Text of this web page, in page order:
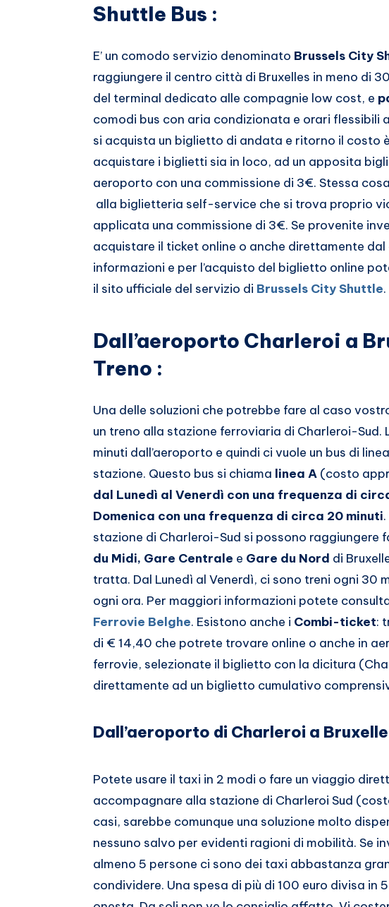
Shuttle Bus :
E’ un comodo servizio denominato Brussels City
raggiungere il centro città di Bruxelles in meno di
del terminal dedicato alle compagnie low cost, e
comodi bus con aria condizionata e orari flessibili
si acquista un biglietto di andata e ritorno il costo è
acquistare i biglietti sia in loco, ad un apposita
aeroporto con una commissione di 3€. Stessa
alla biglietteria self-service che si trova proprio
applicata una commissione di 3€. Se provenite
acquistare il ticket online o anche direttamente
informazioni e per l’acquisto del biglietto online
il sito ufficiale del servizio di Brussels City Shuttle.
Dall’aeroporto Charleroi a
Treno :
Una delle soluzioni che potrebbe fare al caso
un treno alla stazione ferroviaria di Charleroi-
minuti dall’aeroporto e quindi ci vuole un bus di
stazione. Questo bus si chiama linea A (costo
dal Lunedì al Venerdì con una frequenza di
Domenica con una frequenza di circa 20 minuti
stazione di Charleroi-Sud si possono raggiungere
du Midi, Gare Centrale e Gare du Nord di
tratta. Dal Lunedì al Venerdì, ci sono treni ogni 30
ogni ora. Per maggiori informazioni potete
Ferrovie Belghe. Esistono anche i Combi-ticket:
di € 14,40 che potrete trovare online o anche in
ferrovie, selezionate il biglietto con la dicitura
direttamente ad un biglietto cumulativo
Dall’aeroporto di Charleroi a
Potete usare il taxi in 2 modi o fare un viaggio
accompagnare alla stazione di Charleroi Sud
casi, sarebbe comunque una soluzione molto
nessuno salvo per evidenti ragioni di mobilità. Se
almeno 5 persone ci sono dei taxi abbastanza
condividere. Una spesa di più di 100 euro divisa in